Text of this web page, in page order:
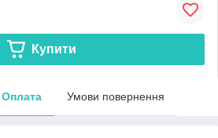
Купити
Оплата Умови повернення